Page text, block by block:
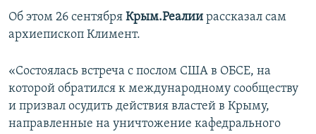
Об этом 26 сентября Крым.Реалии рассказал сам
архиепископ Климент.
«Состоялась встреча с послом США в ОБСЕ, на
которой обратился к международному сообществу
и призвал осудить действия властей в Крыму,
направленные на уничтожение кафедрального